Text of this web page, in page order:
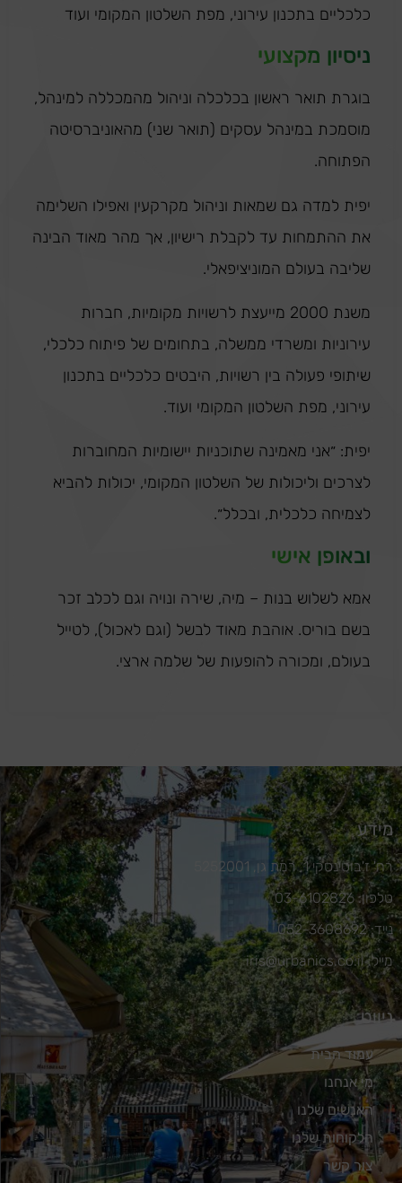
כלכליים בתכנון עירוני, מפת השלטון המקומי ועוד
ניסיון מקצועי
בוגרת תואר ראשון בכלכלה וניהול מהמכללה למינהל,
מוסמכת במינהל עסקים (תואר שני) מהאוניברסיטה
הפתוחה.
יפית למדה גם שמאות וניהול מקרקעין ואפילו השלימה
את ההתמחות עד לקבלת רישיון, אך מהר מאוד הבינה
שליבה בעולם המוניציפאלי.
משנת 2000 מייעצת לרשויות מקומיות, חברות
עירוניות ומשרדי ממשלה, בתחומים של פיתוח כלכלי,
שיתופי פעולה בין רשויות, היבטים כלכליים בתכנון
עירוני, מפת השלטון המקומי ועוד.
יפית: ״אני מאמינה שתוכניות יישומיות המחוברות
לצרכים וליכולות של השלטון המקומי, יכולות להביא
לצמיחה כלכלית, ובכלל״.
ובאופן אישי
אמא לשלוש בנות – מיה, שירה ונויה וגם לכלב זכר
בשם בוריס. אוהבת מאוד לבשל (וגם לאכול), לטייל
בעולם, ומכורה להופעות של שלמה ארצי.
מידע
רח' ז'בוטינסקי 1, רמת גן, 5252001
טלפון: 03-6102826
נייד: 052-3608692
מייל: iris@urbanics.co.il
ניווט
עמוד הבית
מי אנחנו
האנשים שלנו
הלקוחות שלנו
צור קשר